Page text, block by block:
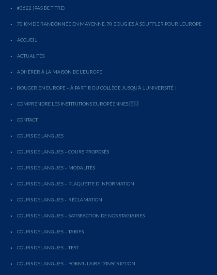
#3622 (PAS DE TITRE)
70 KM DE RANDONNÉE EN MAYENNE, 70 BOUGIES À SOUFFLER POUR L’EUROPE
ACCUEIL
ACTUALITÉS
ADHÉRER À LA MAISON DE L’EUROPE
BOUGER EN EUROPE – À PARTIR DU COLLÈGE JUSQU’À L’UNIVERSITÉ !
COMPRENDRE LES INSTITUTIONS EUROPÉENNES 🇪🇺
CONTACT
COURS DE LANGUES
COURS DE LANGUES – COURS PROPOSÉS
COURS DE LANGUES – MODALITÉS
COURS DE LANGUES – PLAQUETTE D’INFORMATION
COURS DE LANGUES – RÉCLAMATION
COURS DE LANGUES – SATISFACTION DE NOS STAGIAIRES
COURS DE LANGUES – TARIFS
COURS DE LANGUES – TEST
COURS DE LANGUES – FORMULAIRE D’INSCRIPTION